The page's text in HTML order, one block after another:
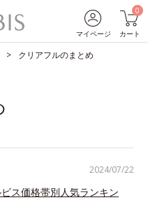
マイページ
0
カート
クリアフルのまとめ
2024/07/22
ビス価格帯別人気ランキン